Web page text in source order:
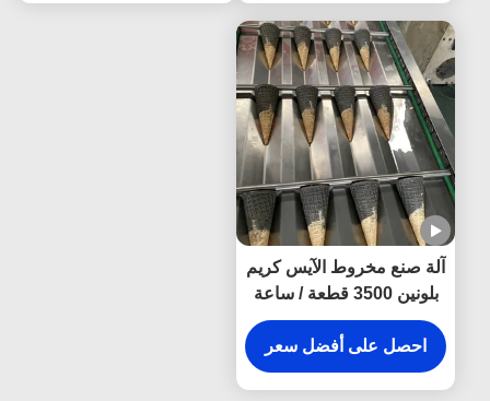
آلة صنع مخروط الآيس كريم
بلونين 3500 قطعة / ساعة
احصل على أفضل سعر